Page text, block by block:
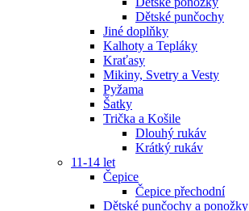
Dětské punčochy
Jiné doplňky
Kalhoty a Tepláky
Kraťasy
Mikiny, Svetry a Vesty
Pyžama
Šatky
Trička a Košile
Dlouhý rukáv
Krátký rukáv
11-14 let
Čepice
Čepice přechodní
Dětské punčochy a ponožky